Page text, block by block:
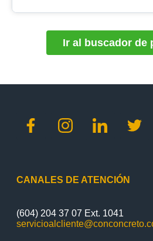
Ir al buscador de
CANALES DE ATENCIÓN
(604) 204 37 07 Ext. 1041